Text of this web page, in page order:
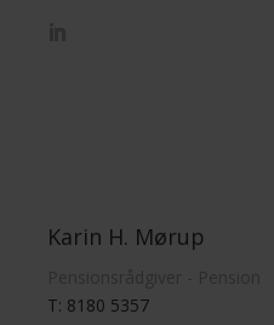
Karin H. Mørup
T: 8180 5357